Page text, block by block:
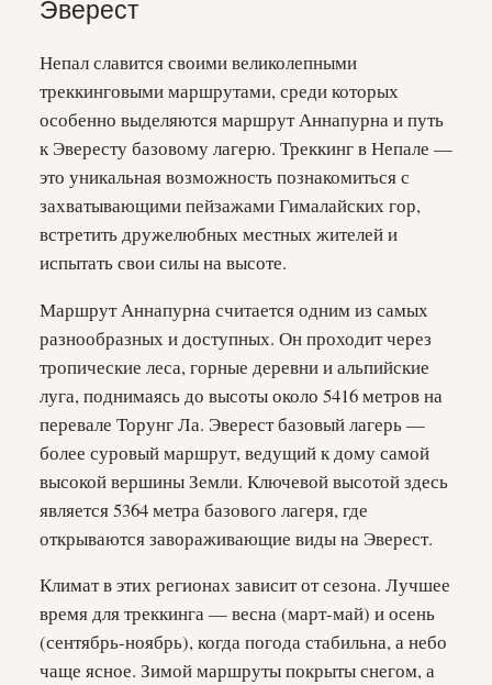
Непал славится своими великолепными
треккинговыми маршрутами, среди которых
особенно выделяются маршрут Аннапурна и путь
к Эвересту базовому лагерю. Треккинг в Непале —
это уникальная возможность познакомиться с
захватывающими пейзажами Гималайских гор,
встретить дружелюбных местных жителей и
испытать свои силы на высоте.
Маршрут Аннапурна считается одним из самых
разнообразных и доступных. Он проходит через
тропические леса, горные деревни и альпийские
луга, поднимаясь до высоты около 5416 метров на
перевале Торунг Ла. Эверест базовый лагерь —
более суровый маршрут, ведущий к дому самой
высокой вершины Земли. Ключевой высотой здесь
является 5364 метра базового лагеря, где
открываются завораживающие виды на Эверест.
Климат в этих регионах зависит от сезона. Лучшее
время для треккинга — весна (март-май) и осень
(сентябрь-ноябрь), когда погода стабильна, а небо
чаще ясное. Зимой маршруты покрыты снегом, а